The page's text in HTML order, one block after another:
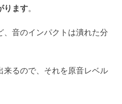
ります。
、音のインパクトは潰れた分
来るので、それを原音レベル